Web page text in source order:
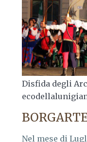
Disfida degli
Nel mese di